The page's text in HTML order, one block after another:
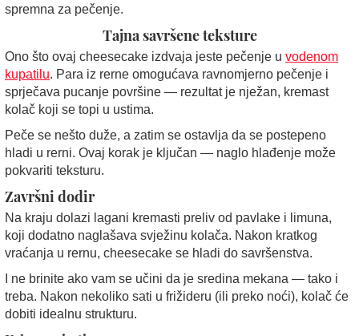
spremna za pečenje.
Tajna savršene teksture
Ono što ovaj cheesecake izdvaja jeste pečenje u vodenom
kupatilu. Para iz rerne omogućava ravnomjerno pečenje i
sprječava pucanje površine — rezultat je nježan, kremast
kolač koji se topi u ustima.
Peče se nešto duže, a zatim se ostavlja da se postepeno
hladi u rerni. Ovaj korak je ključan — naglo hlađenje može
pokvariti teksturu.
Završni dodir
Na kraju dolazi lagani kremasti preliv od pavlake i limuna,
koji dodatno naglašava svježinu kolača. Nakon kratkog
vraćanja u rernu, cheesecake se hladi do savršenstva.
I ne brinite ako vam se učini da je sredina mekana — tako i
treba. Nakon nekoliko sati u frižideru (ili preko noći), kolač će
dobiti idealnu strukturu.